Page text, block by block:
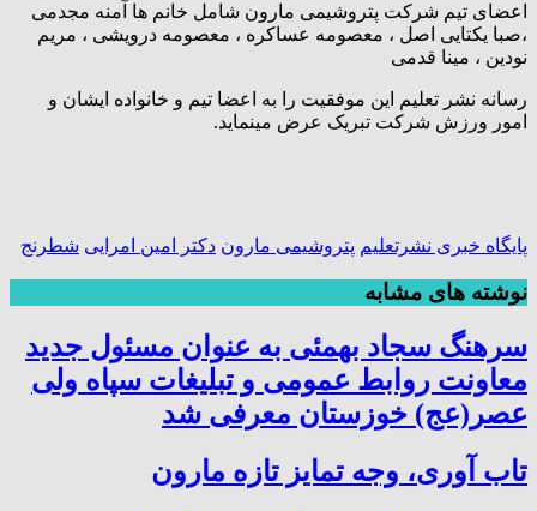
اعضای تیم شرکت پتروشیمی مارون شامل خانم ها آمنه مجدمی
،صبا یکتایی اصل ، معصومه عساکره ، معصومه درویشی ، مریم
نودین ، مینا قدمی
رسانه نشر تعلیم این موفقیت را به اعضا تیم و خانواده ایشان و
امور ورزش شرکت تبریک عرض مینماید.
پایگاه خبری نشرتعلیم پتروشیمی مارون دکتر امین امرایی شطرنج
نوشته های مشابه
سرهنگ سجاد بهمئی به عنوان مسئول جدید
معاونت روابط عمومی و تبلیغات سپاه ولی
عصر(عج) خوزستان معرفی شد
تاب آوری، وجه تمایز تازه مارون